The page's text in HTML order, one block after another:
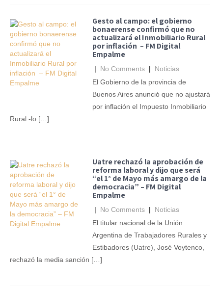
Gesto al campo: el gobierno
bonaerense confirmó que no
actualizará el Inmobiliario Rural
por inflación – FM Digital
Empalme
| No Comments | Noticias
El Gobierno de la provincia de
Buenos Aires anunció que no ajustará
por inflación el Impuesto Inmobiliario
Rural -lo […]
Uatre rechazó la aprobación de
reforma laboral y dijo que será
“el 1° de Mayo más amargo de la
democracia” – FM Digital
Empalme
| No Comments | Noticias
El titular nacional de la Unión
Argentina de Trabajadores Rurales y
Estibadores (Uatre), José Voytenco,
rechazó la media sanción […]